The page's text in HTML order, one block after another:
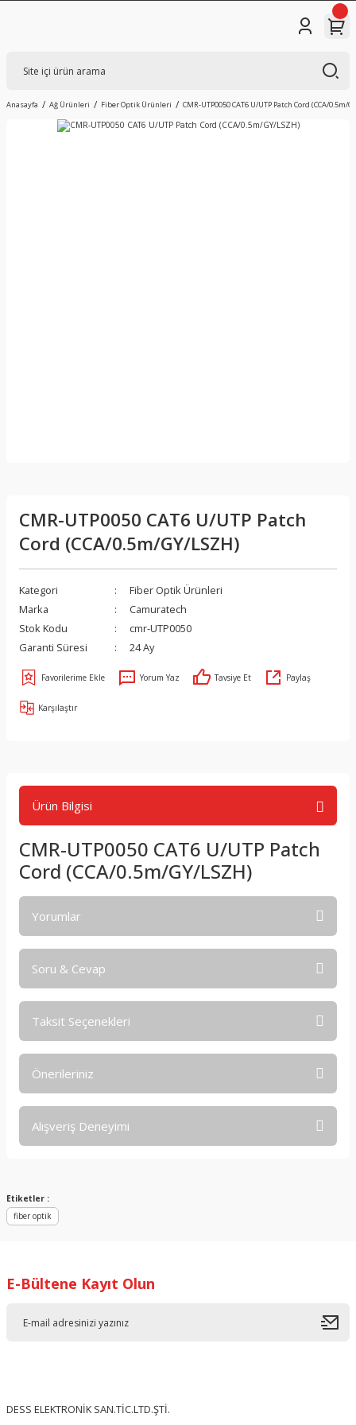
Anasayfa Ağ Ürünleri Fiber Optik Ürünleri CMR-UTP0050 CAT6 U/UTP Patch Cord (CCA/0.5m/
CMR-UTP0050 CAT6 U/UTP Patch
Cord (CCA/0.5m/GY/LSZH)
Kategori
Fiber Optik Ürünleri
Marka
Camuratech
Stok Kodu
cmr-UTP0050
Garanti Süresi
24 Ay
Yorum Yaz Tavsiye Et Paylaş
Karşılaştır
Ürün Bilgisi
CMR-UTP0050 CAT6 U/UTP Patch
Cord (CCA/0.5m/GY/LSZH)
Yorumlar
Soru & Cevap
Ürün hakkında henüz soru sorulmamış.
Taksit Seçenekleri
Önerileriniz
Bu ürünün fiyat bilgisi, resim, ürün açıklamalarında ve diğer
konularda yetersiz gördüğünüz noktaları öneri formunu
kullanarak tarafımıza iletebilirsiniz.
Ürün resmi kalitesiz, bozuk veya görüntülenemiyor.
Ürün açıklamasında eksik bilgiler bulunuyor.
Bu ürüne benzer farklı alternatifler olmalı.
Alışveriş Deneyimi
Etiketler :
fiber optik
E-Bültene Kayıt Olun
DESS ELEKTRONİK SAN.TİC.LTD.ŞTİ.